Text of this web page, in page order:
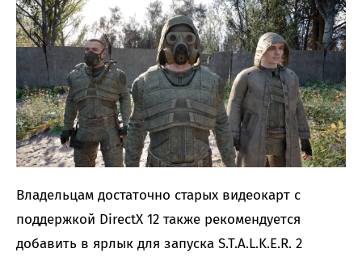
Владельцам достаточно старых видеокарт с
поддержкой DirectX 12 также рекомендуется
добавить в ярлык для запуска S.T.A.L.K.E.R. 2